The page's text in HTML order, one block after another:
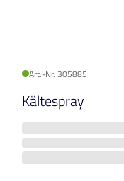
Art.-Nr. 305885
Kältespray